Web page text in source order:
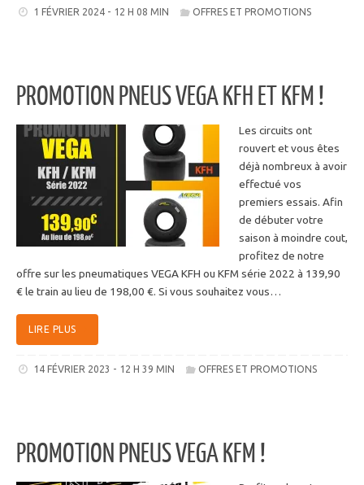
1 FÉVRIER 2024 - 12 H 08 MIN OFFRES ET PROMOTIONS
PROMOTION PNEUS VEGA KFH ET KFM !
Les circuits ont
rouvert et vous êtes
déjà nombreux à avoir
effectué vos
premiers essais. Afin
de débuter votre
saison à moindre cout,
profitez de notre
offre sur les pneumatiques VEGA KFH ou KFM série 2022 à 139,90
€ le train au lieu de 198,00 €. Si vous souhaitez vous…
LIRE PLUS
14 FÉVRIER 2023 - 12 H 39 MIN OFFRES ET PROMOTIONS
PROMOTION PNEUS VEGA KFM !